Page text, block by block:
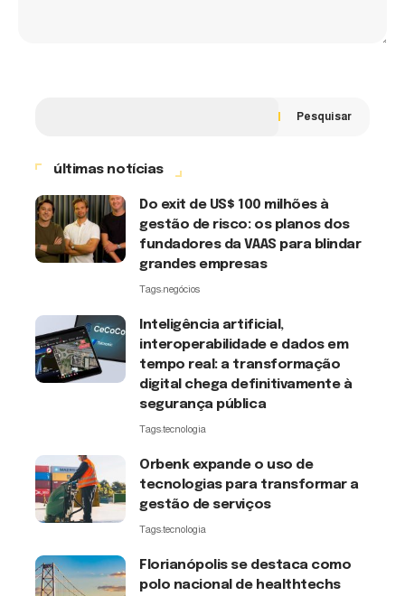
Pesquisar
últimas notícias
Do exit de US$ 100 milhões à
gestão de risco: os planos dos
fundadores da VAAS para blindar
grandes empresas
Tags:negócios
Inteligência artificial,
interoperabilidade e dados em
tempo real: a transformação
digital chega definitivamente à
segurança pública
Tags:tecnologia
Orbenk expande o uso de
tecnologias para transformar a
gestão de serviços
Tags:tecnologia
Florianópolis se destaca como
polo nacional de healthtechs